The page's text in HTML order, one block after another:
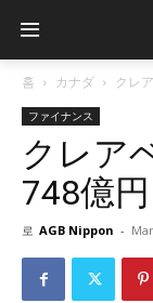
홈 カナダ クレ
ファイナンス
クレア
748億
로 AGB Nippon -